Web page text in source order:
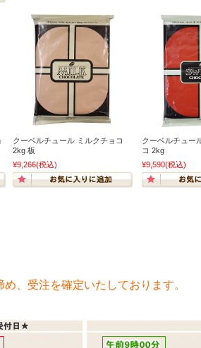
クーベルチュール ミルクチョコ
2kg 板
¥9,266(税込)
クーベルチュー
コ 2kg
¥9,590(税込)
、受注を確定いたしております。